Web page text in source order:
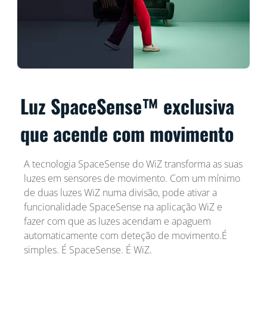
Luz SpaceSense™ exclusiva
que acende com movimento
A tecnologia SpaceSense do WiZ transforma as suas
luzes em sensores de movimento. Com um mínimo
de duas luzes WiZ numa divisão, pode ativar a
funcionalidade SpaceSense na aplicação WiZ e
fazer com que as luzes acendam e apaguem
automaticamente com deteção de movimento.É
simples. É SpaceSense. É WiZ.